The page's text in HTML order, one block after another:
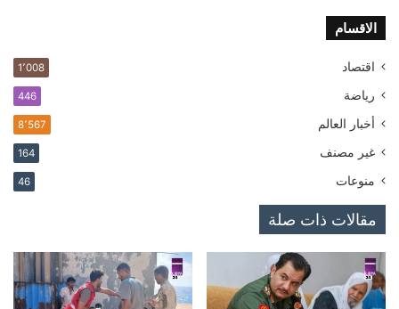
الاقسام
اقتصاد 1٬008
رياضة 446
أخبار العالم 8٬567
غير مصنف 164
منوعات 46
مقالات ذات صلة